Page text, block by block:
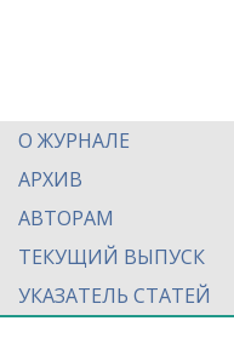
О ЖУРНАЛЕ
АРХИВ
АВТОРАМ
ТЕКУЩИЙ ВЫПУСК
УКАЗАТЕЛЬ СТАТЕЙ